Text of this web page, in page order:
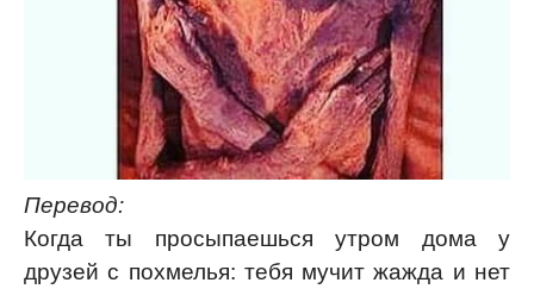
Перевод:
Когда ты просыпаешься утром дома у
друзей с похмелья: тебя мучит жажда и нет